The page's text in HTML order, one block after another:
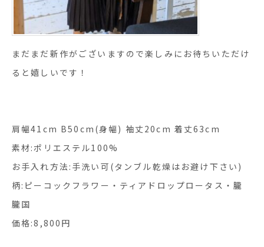
まだまだ新作がございますので楽しみにお待ちいただけ
ると嬉しいです！
肩幅41cm B50cm(身幅) 袖丈20cm 着丈63cm
素材:ポリエステル100%
お手入れ方法:手洗い可(タンブル乾燥はお避け下さい)
柄:ピーコックフラワー・ティアドロップロータス・朧
朧国
価格:8,800円